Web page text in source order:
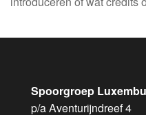
Spoorgroep
p/a Aventurijndreef 4